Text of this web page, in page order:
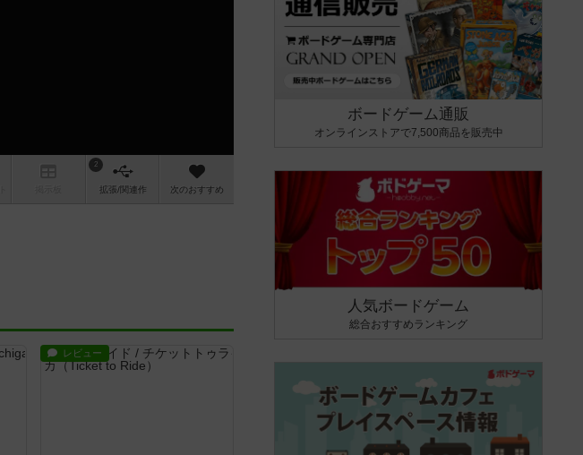
2
拡張/関連作 次のおすすめ
レビュー
ボードゲーム通販
オンラインストアで7,500商品を販売中
人気ボードゲーム
総合おすすめランキング